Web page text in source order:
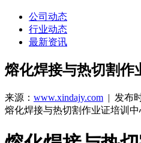
公司动态
行业动态
最新资讯
熔化焊接与热切割作
来源： www.xindajy.com | 发布
熔化焊接与热切割作业证培训